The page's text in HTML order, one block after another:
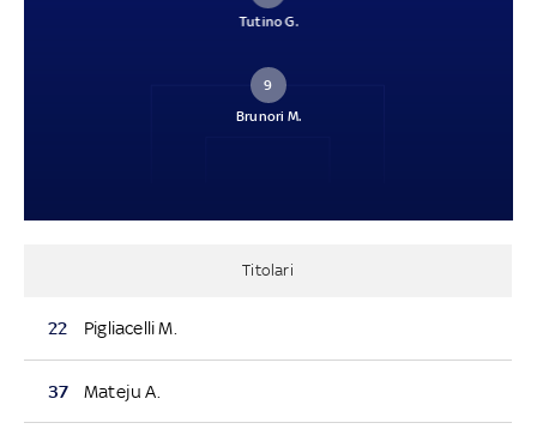
Tutino G.
9
Brunori M.
Titolari
22 Pigliacelli M.
37 Mateju A.